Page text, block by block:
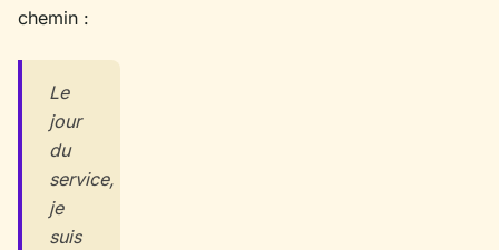
chemin :
Le
jour
du
service,
je
suis